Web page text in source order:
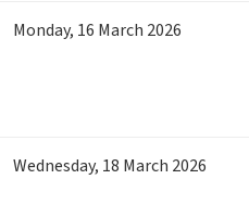
Monday, 16 March 2026
Wednesday, 18 March 2026